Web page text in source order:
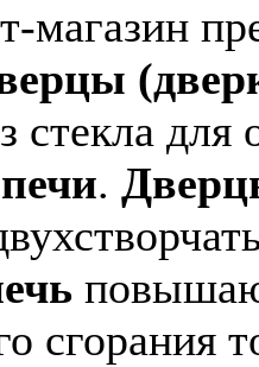
магазин
для
.
сгорания